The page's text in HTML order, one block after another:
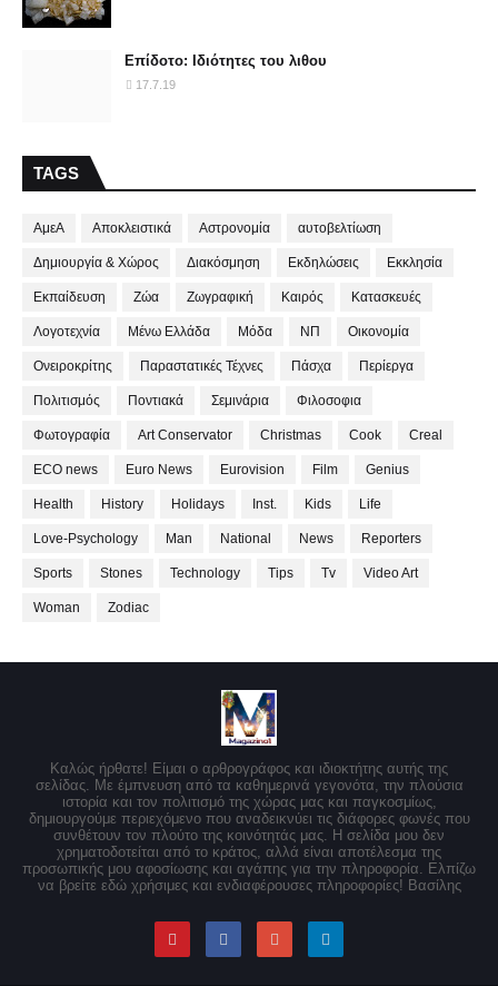
Επίδοτο: Ιδιότητες του λιθου
17.7.19
TAGS
ΑμεΑ Αποκλειστικά Αστρονομία αυτοβελτίωση
Δημιουργία & Χώρος Διακόσμηση Εκδηλώσεις Εκκλησία
Εκπαίδευση Ζώα Ζωγραφική Καιρός Κατασκευές
Λογοτεχνία Μένω Ελλάδα Μόδα ΝΠ Οικονομία
Ονειροκρίτης Παραστατικές Τέχνες Πάσχα Περίεργα
Πολιτισμός Ποντιακά Σεμινάρια Φιλοσοφια
Φωτογραφία Art Conservator Christmas Cook Creal
ECO news Euro News Eurovision Film Genius
Health History Holidays Inst. Kids Life
Love-Psychology Man National News Reporters
Sports Stones Technology Tips Tv Video Art
Woman Zodiac
Καλώς ήρθατε! Είμαι ο αρθρογράφος και ιδιοκτήτης αυτής της
σελίδας. Με έμπνευση από τα καθημερινά γεγονότα, την πλούσια
ιστορία και τον πολιτισμό της χώρας μας και παγκοσμίως,
δημιουργούμε περιεχόμενο που αναδεικνύει τις διάφορες φωνές που
συνθέτουν τον πλούτο της κοινότητάς μας. Η σελίδα μου δεν
χρηματοδοτείται από το κράτος, αλλά είναι αποτέλεσμα της
προσωπικής μου αφοσίωσης και αγάπης για την πληροφορία. Ελπίζω
να βρείτε εδώ χρήσιμες και ενδιαφέρουσες πληροφορίες! Βασίλης